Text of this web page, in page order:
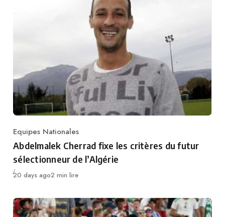
Category
Equipes Nationales
Abdelmalek Cherrad fixe les critères du futur
sélectionneur de l’Algérie
Publié
20 days ago2 min lire